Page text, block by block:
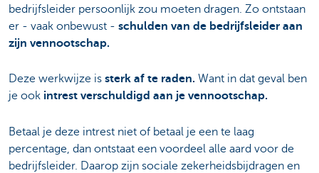
bedrijfsleider persoonlijk zou moeten dragen. Zo ontstaan
er - vaak onbewust - schulden van de bedrijfsleider aan
zijn vennootschap.
Deze werkwijze is sterk af te raden. Want in dat geval ben
je ook intrest verschuldigd aan je vennootschap.
Betaal je deze intrest niet of betaal je een te laag
percentage, dan ontstaat een voordeel alle aard voor de
bedrijfsleider. Daarop zijn sociale zekerheidsbijdragen en